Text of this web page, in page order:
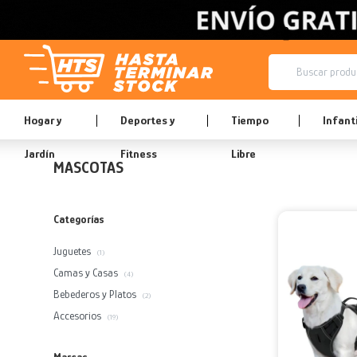
Hogar y
Jardín
Deportes y
Fitness
Tiempo
Libre
MASCOTAS
Categorías
Juguetes (1)
Camas y Casas (4)
Bebederos y Platos (2)
Accesorios (19)